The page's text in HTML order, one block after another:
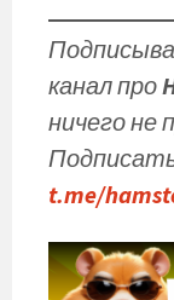
канал про
ничего не
t.me/